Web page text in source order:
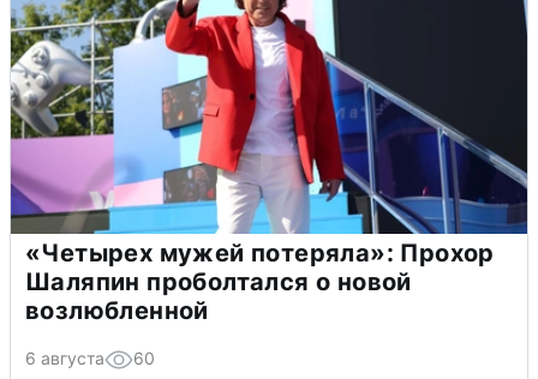
«Четырех мужей потеряла»: Прохор
Шаляпин проболтался о новой
возлюбленной
6 августа 60